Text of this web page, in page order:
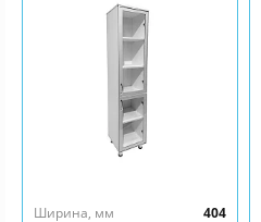
Ширина, мм
404